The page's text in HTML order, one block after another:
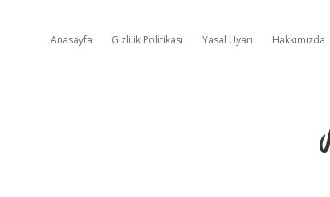
Anasayfa Gizlilik Politikası Yasal Uyarı Hakkımızda